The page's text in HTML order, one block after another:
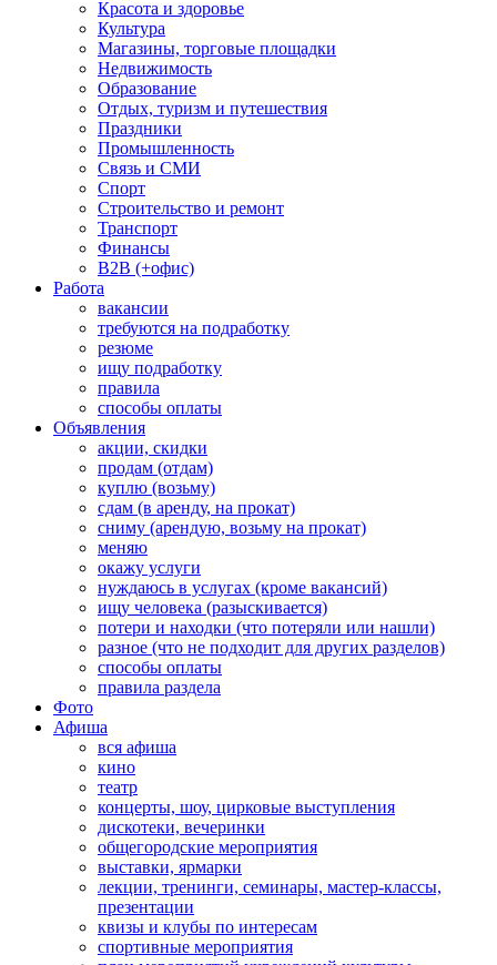
Красота и здоровье
Культура
Магазины, торговые площадки
Недвижимость
Образование
Отдых, туризм и путешествия
Праздники
Промышленность
Связь и СМИ
Спорт
Строительство и ремонт
Транспорт
Финансы
B2B (+офис)
Работа
вакансии
требуются на подработку
резюме
ищу подработку
правила
способы оплаты
Объявления
акции, скидки
продам (отдам)
куплю (возьму)
сдам (в аренду, на прокат)
сниму (арендую, возьму на прокат)
меняю
окажу услуги
нуждаюсь в услугах (кроме вакансий)
ищу человека (разыскивается)
потери и находки (что потеряли или нашли)
разное (что не подходит для других разделов)
способы оплаты
правила раздела
Фото
Афиша
вся афиша
кино
театр
концерты, шоу, цирковые выступления
дискотеки, вечеринки
общегородские мероприятия
выставки, ярмарки
лекции, тренинги, семинары, мастер-классы,
презентации
квизы и клубы по интересам
спортивные мероприятия